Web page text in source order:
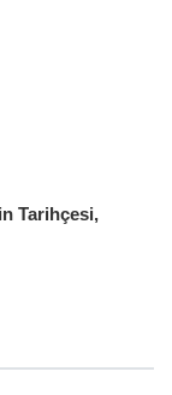
Tarihçesi,